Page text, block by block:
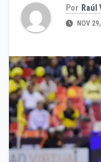
Por Raúl
NOV